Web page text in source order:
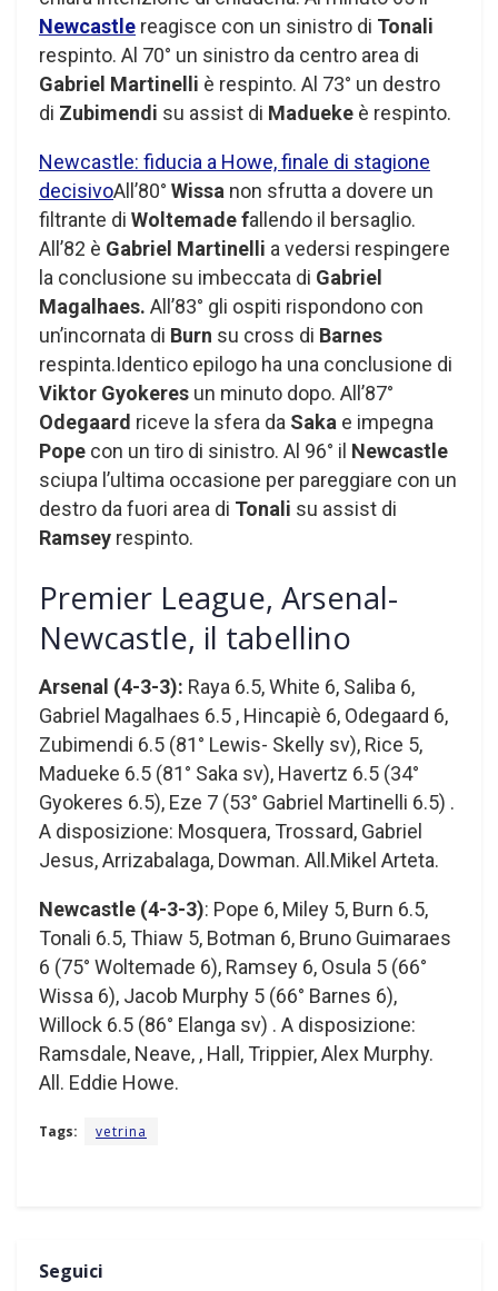
Newcastle reagisce con un sinistro di Tonali
respinto. Al 70° un sinistro da centro area di
Gabriel Martinelli è respinto. Al 73° un destro
di Zubimendi su assist di Madueke è respinto.
Newcastle: fiducia a Howe, finale di stagione
decisivoAll’80° Wissa non sfrutta a dovere un
filtrante di Woltemade fallendo il bersaglio.
All’82 è Gabriel Martinelli a vedersi respingere
la conclusione su imbeccata di Gabriel
Magalhaes. All’83° gli ospiti rispondono con
un’incornata di Burn su cross di Barnes
respinta.Identico epilogo ha una conclusione di
Viktor Gyokeres un minuto dopo. All’87°
Odegaard riceve la sfera da Saka e impegna
Pope con un tiro di sinistro. Al 96° il Newcastle
sciupa l’ultima occasione per pareggiare con un
destro da fuori area di Tonali su assist di
Ramsey respinto.
Premier League, Arsenal-
Newcastle, il tabellino
Arsenal (4-3-3): Raya 6.5, White 6, Saliba 6,
Gabriel Magalhaes 6.5 , Hincapiè 6, Odegaard 6,
Zubimendi 6.5 (81° Lewis- Skelly sv), Rice 5,
Madueke 6.5 (81° Saka sv), Havertz 6.5 (34°
Gyokeres 6.5), Eze 7 (53° Gabriel Martinelli 6.5) .
A disposizione: Mosquera, Trossard, Gabriel
Jesus, Arrizabalaga, Dowman. All.Mikel Arteta.
Newcastle (4-3-3): Pope 6, Miley 5, Burn 6.5,
Tonali 6.5, Thiaw 5, Botman 6, Bruno Guimaraes
6 (75° Woltemade 6), Ramsey 6, Osula 5 (66°
Wissa 6), Jacob Murphy 5 (66° Barnes 6),
Willock 6.5 (86° Elanga sv) . A disposizione:
Ramsdale, Neave, , Hall, Trippier, Alex Murphy.
All. Eddie Howe.
Tags: vetrina
Seguici